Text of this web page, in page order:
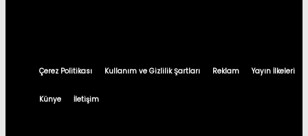
Çerez Politikası Kullanım ve Gizlilik Şartları Reklam Yayın İlkeleri
Künye İletişim